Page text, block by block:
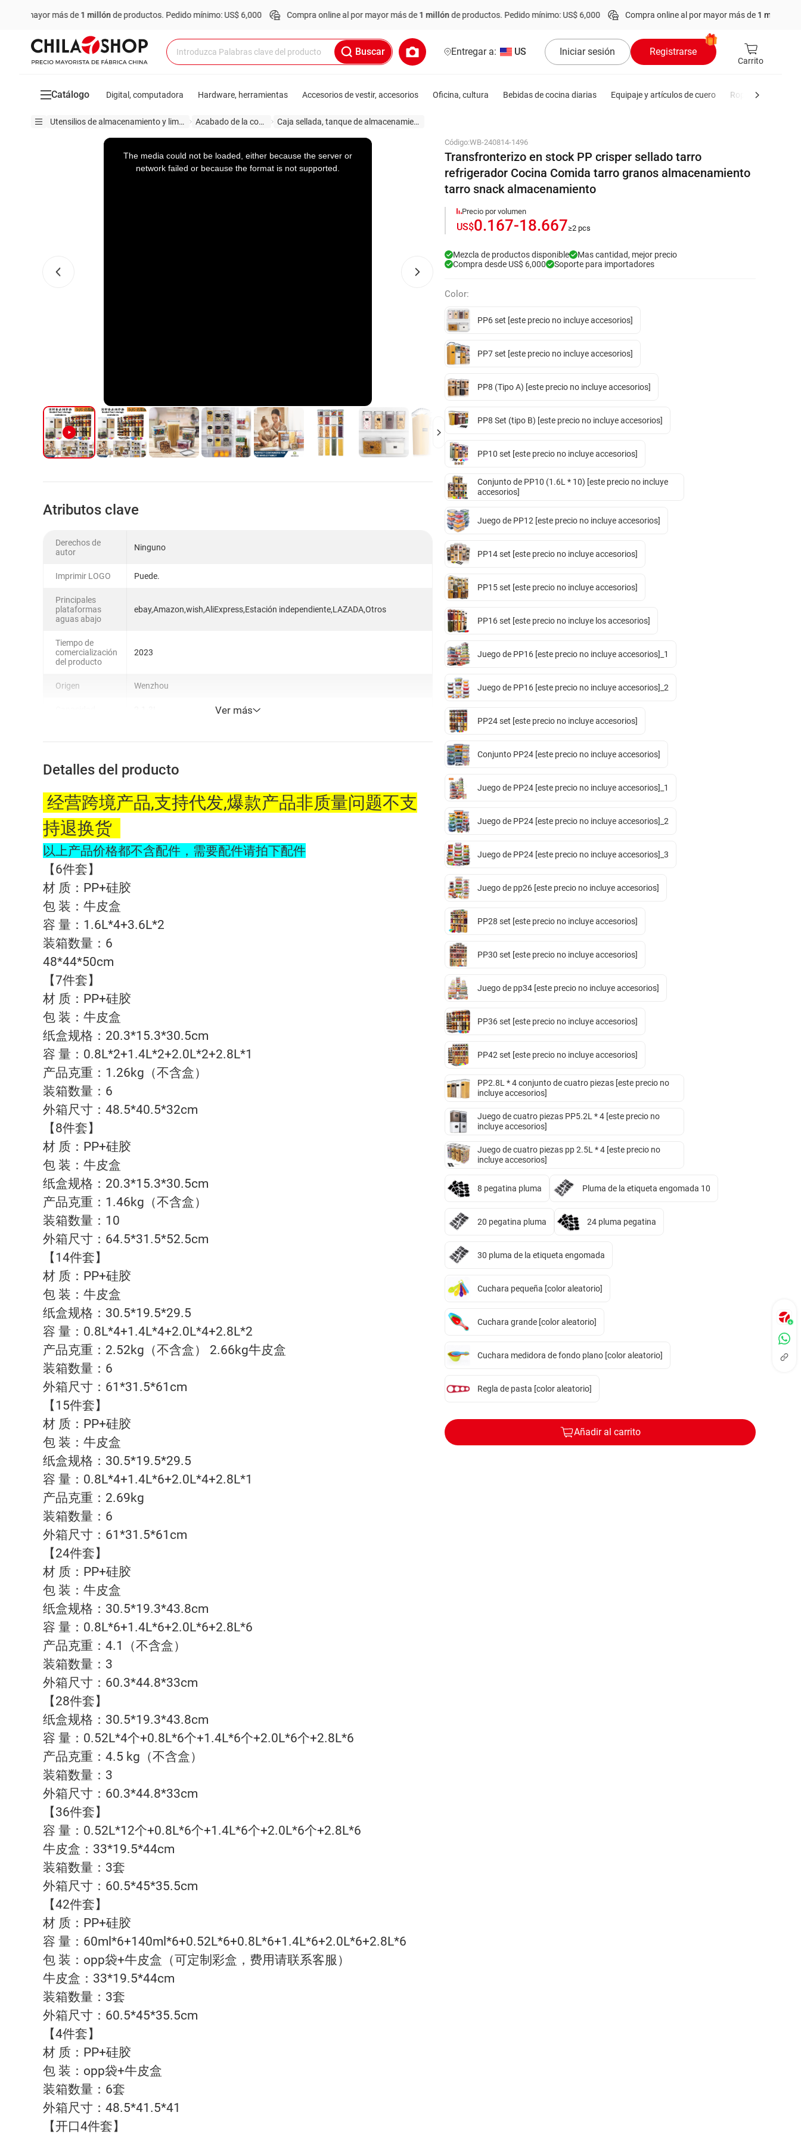
más de1 millónde productos.Pedido mínimo: US$ 6,000 Compra online al por mayor más de1 millónde productos.Pedido mínimo: US$ 6,000 Compra online al por mayor más de 1 millón de
Buscar Entregar a: US Iniciar sesión Registrarse
Carrito
Catálogo Digital, computadora Hardware, herramientas Accesorios de vestir, accesorios Oficina, cultura Bebidas de cocina diarias Equipaje y artículos de cuero Ropa de hombre
Utensilios de almacenamiento y limpieza Acabado de la cocina Caja sellada, tanque de almacenamiento
This
The media could not be loaded, either because the server or
network failed or because the format is not supported.
Atributos clave
Derechos de
autor
Ninguno
Imprimir LOGO Puede.
Principales
plataformas
aguas abajo
ebay,Amazon,wish,AliExpress,Estación independiente,LAZADA,Otros
Tiempo de
comercialización
del producto
2023
Origen Wenzhou
Ver más
Detalles del producto
经营跨境产品,支持代发,爆款产品非质量问题不支
持退换货
以上产品价格都不含配件，需要配件请拍下配件
【6件套】
材 质：PP+硅胶
包 装：牛皮盒
容 量：1.6L*4+3.6L*2
装箱数量：6
48*44*50cm
【7件套】
材 质：PP+硅胶
包 装：牛皮盒
纸盒规格：20.3*15.3*30.5cm
容 量：0.8L*2+1.4L*2+2.0L*2+2.8L*1
产品克重：1.26kg（不含盒）
装箱数量：6
外箱尺寸：48.5*40.5*32cm
【8件套】
材 质：PP+硅胶
包 装：牛皮盒
纸盒规格：20.3*15.3*30.5cm
产品克重：1.46kg（不含盒）
装箱数量：10
外箱尺寸：64.5*31.5*52.5cm
【14件套】
材 质：PP+硅胶
包 装：牛皮盒
纸盒规格：30.5*19.5*29.5
容 量：0.8L*4+1.4L*4+2.0L*4+2.8L*2
产品克重：2.52kg（不含盒） 2.66kg牛皮盒
装箱数量：6
外箱尺寸：61*31.5*61cm
【15件套】
材 质：PP+硅胶
包 装：牛皮盒
纸盒规格：30.5*19.5*29.5
容 量：0.8L*4+1.4L*6+2.0L*4+2.8L*1
产品克重：2.69kg
装箱数量：6
外箱尺寸：61*31.5*61cm
【24件套】
材 质：PP+硅胶
包 装：牛皮盒
纸盒规格：30.5*19.3*43.8cm
容 量：0.8L*6+1.4L*6+2.0L*6+2.8L*6
产品克重：4.1（不含盒）
装箱数量：3
外箱尺寸：60.3*44.8*33cm
【28件套】
纸盒规格：30.5*19.3*43.8cm
容 量：0.52L*4个+0.8L*6个+1.4L*6个+2.0L*6个+2.8L*6
产品克重：4.5 kg（不含盒）
装箱数量：3
外箱尺寸：60.3*44.8*33cm
【36件套】
容 量：0.52L*12个+0.8L*6个+1.4L*6个+2.0L*6个+2.8L*6
牛皮盒：33*19.5*44cm
装箱数量：3套
外箱尺寸：60.5*45*35.5cm
【42件套】
材 质：PP+硅胶
容 量：60ml*6+140ml*6+0.52L*6+0.8L*6+1.4L*6+2.0L*6+2.8L*6
包 装：opp袋+牛皮盒（可定制彩盒，费用请联系客服）
牛皮盒：33*19.5*44cm
装箱数量：3套
外箱尺寸：60.5*45*35.5cm
【4件套】
材 质：PP+硅胶
包 装：opp袋+牛皮盒
装箱数量：6套
外箱尺寸：48.5*41.5*41
【开口4件套】
Código:WB-240814-1496
Transfronterizo en stock PP crisper sellado tarro
refrigerador Cocina Comida tarro granos almacenamiento
tarro snack almacenamiento
Precio por volumen
US$0.167-18.667≥2 pcs
Mezcla de productos disponible
Mas cantidad, mejor precio
Compra desde US$ 6,000
Soporte para importadores
Color:
PP6 set [este precio no incluye accesorios]
PP7 set [este precio no incluye accesorios]
PP8 (Tipo A) [este precio no incluye accesorios]
PP8 Set (tipo B) [este precio no incluye accesorios]
PP10 set [este precio no incluye accesorios]
Conjunto de PP10 (1.6L * 10) [este precio no incluye
accesorios]
Juego de PP12 [este precio no incluye accesorios]
PP14 set [este precio no incluye accesorios]
PP15 set [este precio no incluye accesorios]
PP16 set [este precio no incluye los accesorios]
Juego de PP16 [este precio no incluye accesorios]_1
Juego de PP16 [este precio no incluye accesorios]_2
PP24 set [este precio no incluye accesorios]
Conjunto PP24 [este precio no incluye accesorios]
Juego de PP24 [este precio no incluye accesorios]_1
Juego de PP24 [este precio no incluye accesorios]_2
Juego de PP24 [este precio no incluye accesorios]_3
Juego de pp26 [este precio no incluye accesorios]
PP28 set [este precio no incluye accesorios]
PP30 set [este precio no incluye accesorios]
Juego de pp34 [este precio no incluye accesorios]
PP36 set [este precio no incluye accesorios]
PP42 set [este precio no incluye accesorios]
PP2.8L * 4 conjunto de cuatro piezas [este precio no
incluye accesorios]
Juego de cuatro piezas PP5.2L * 4 [este precio no
incluye accesorios]
Juego de cuatro piezas pp 2.5L * 4 [este precio no
incluye accesorios]
8 pegatina pluma Pluma de la etiqueta engomada 10
20 pegatina pluma 24 pluma pegatina
30 pluma de la etiqueta engomada
Cuchara pequeña [color aleatorio]
Cuchara grande [color aleatorio]
Cuchara medidora de fondo plano [color aleatorio]
Regla de pasta [color aleatorio]
Añadir al carrito